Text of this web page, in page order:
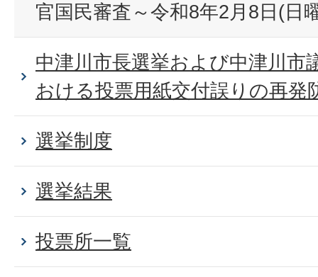
官国民審査～令和8年2月8日(日
中津川市長選挙および中津川市
おける投票用紙交付誤りの再発
選挙制度
選挙結果
投票所一覧